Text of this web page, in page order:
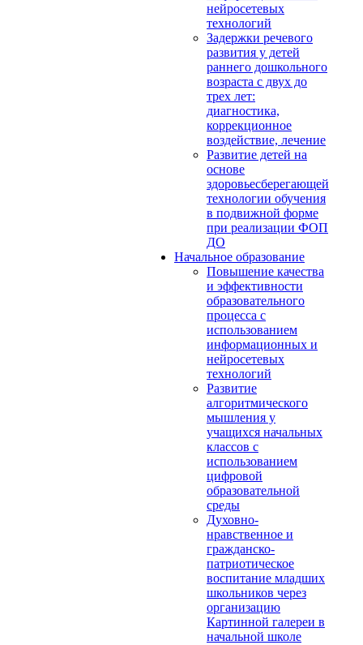
нейросетевых
технологий
Задержки речевого
развития у детей
раннего дошкольного
возраста с двух до
трех лет:
диагностика,
коррекционное
воздействие, лечение
Развитие детей на
основе
здоровьесберегающей
технологии обучения
в подвижной форме
при реализации ФОП
ДО
Начальное образование
Повышение качества
и эффективности
образовательного
процесса с
использованием
информационных и
нейросетевых
технологий
Развитие
алгоритмического
мышления у
учащихся начальных
классов с
использованием
цифровой
образовательной
среды
Духовно-
нравственное и
гражданско-
патриотическое
воспитание младших
школьников через
организацию
Картинной галереи в
начальной школе